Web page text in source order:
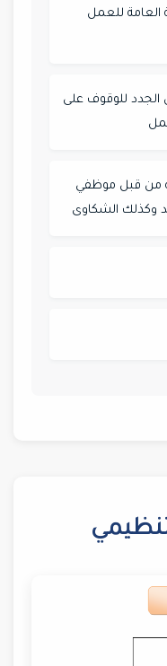
العامة للعمل
الجدد للوقوف على
من قبل موظفي
وكذلك الشكاوى